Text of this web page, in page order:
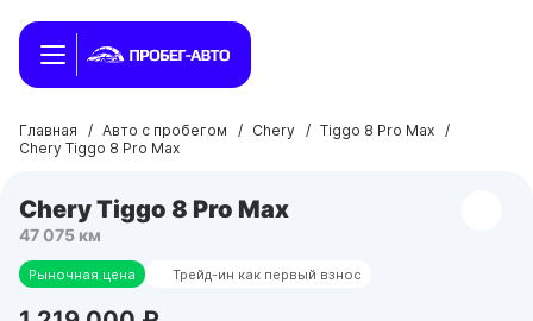
Главная / Авто с пробегом / Chery / Tiggo 8 Pro Max /
Chery Tiggo 8 Pro Max
Chery Tiggo 8 Pro Max
47 075 км
Рыночная цена Трейд-ин как первый взнос